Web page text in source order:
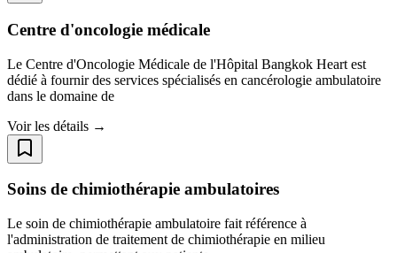
Centre d'oncologie médicale
Le Centre d'Oncologie Médicale de l'Hôpital Bangkok Heart est
dédié à fournir des services spécialisés en cancérologie ambulatoire
dans le domaine de
Voir les détails →
Soins de chimiothérapie ambulatoires
Le soin de chimiothérapie ambulatoire fait référence à
l'administration de traitement de chimiothérapie en milieu